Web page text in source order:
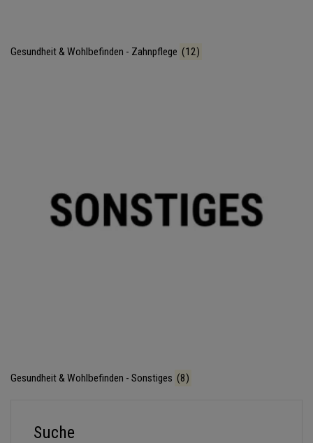
Gesundheit & Wohlbefinden - Zahnpflege (12)
Gesundheit & Wohlbefinden - Sonstiges (8)
Suche